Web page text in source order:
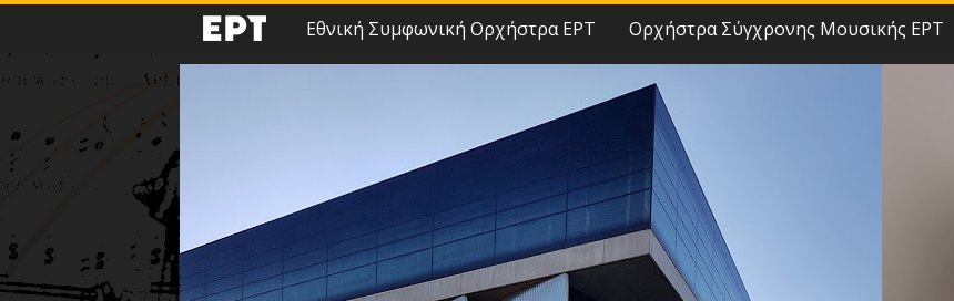
Εθνική Συμφωνική Ορχήστρα ΕΡΤ Ορχήστρα Σύγχρονης Μουσικής ΕΡΤ